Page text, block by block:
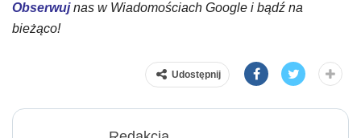
Obserwujnas w Wiadomościach Google i bądź na
bieżąco!
Udostępnij